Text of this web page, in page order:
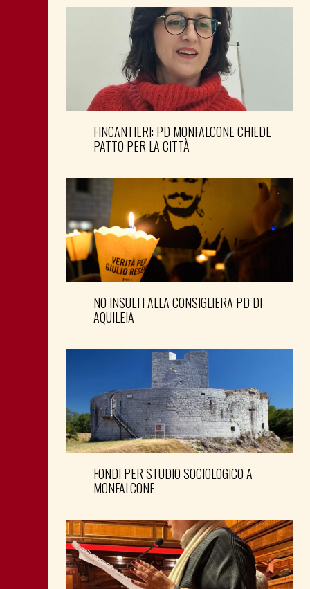
FINCANTIERI: PD MONFALCONE CHIEDE
PATTO PER LA CITTÀ
NO INSULTI ALLA CONSIGLIERA PD DI
AQUILEIA
FONDI PER STUDIO SOCIOLOGICO A
MONFALCONE